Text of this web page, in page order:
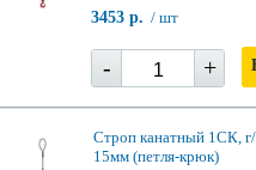
3453 р. / шт
- +
Строп канатный 1СК,
15мм (петля-крюк)